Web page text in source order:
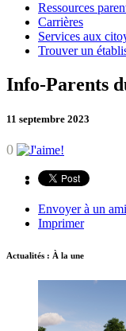
Ressources
Carrières
Services aux
Trouver un
Info-Parents
11 septembre 2023
0
Envoyer à un ami
Imprimer
Actualités : À la une